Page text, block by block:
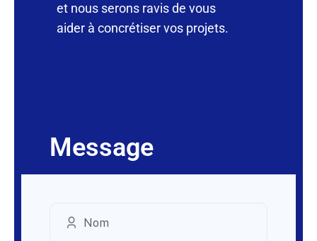
et nous serons ravis de vous
aider à concrétiser vos projets.
Message